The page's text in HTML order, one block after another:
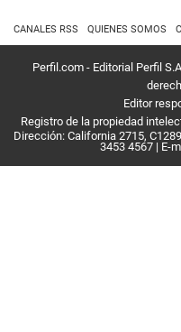
CANALES RSS QUIENES SOMOS
Perfil.com - Editorial Perfil
Editor
Registro de la propiedad
Dirección: California 2715,
3453 4567 | E-